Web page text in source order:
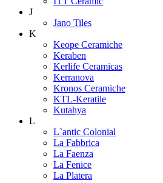
J
Jano Tiles
K
Keope Ceramiche
Keraben
Kerlife Ceramicas
Kerranova
Kronos Ceramiche
KTL-Keratile
Kutahya
L
L`antic Colonial
La Fabbrica
La Faenza
La Fenice
La Platera